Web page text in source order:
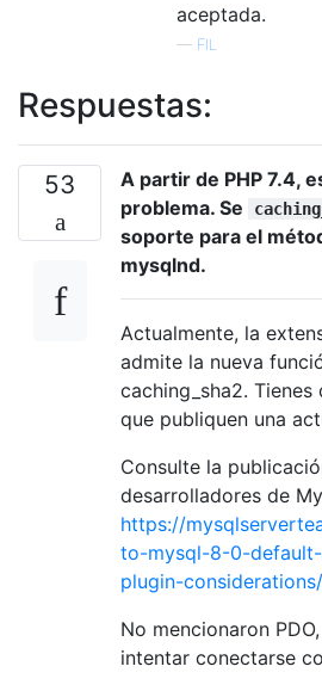
aceptada.
— FIL
Respuestas:
53
A partir de PHP 7.4,
problema. Se
soporte para el
mysqlnd.
Actualmente, la
admite la nueva
caching_sha2. Tienes
que publiquen una
Consulte la
desarrolladores de
https://
to-mysql-8-0-
plugin-considerations/
No mencionaron
intentar conectarse